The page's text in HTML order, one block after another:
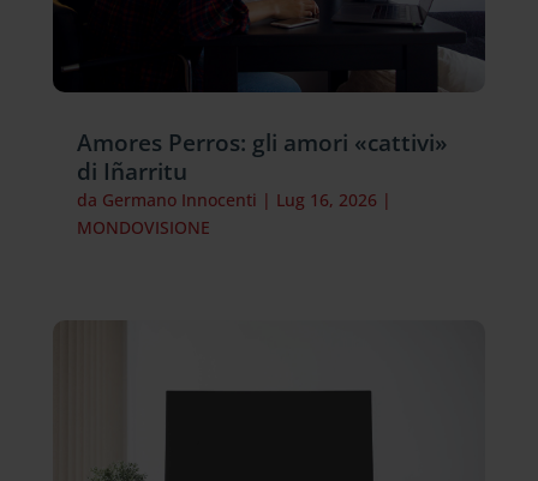
Amores Perros: gli amori «cattivi»
di Iñarritu
da Germano Innocenti | Lug 16, 2026 |
MONDOVISIONE